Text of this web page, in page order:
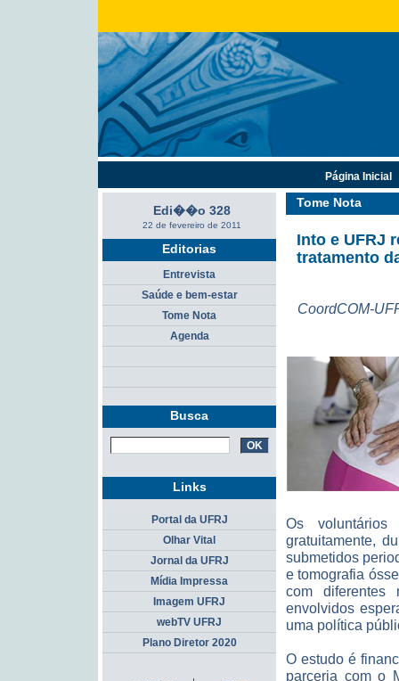
Tome Nota
Into e UFRJ
tratamento
CoordCOM-
Os voluntários
gratuitamente,
submetidos
e tomografia
com diferentes
envolvidos
uma política
O estudo é
parceria com o
Edi��o 328
22 de fevereiro de 2011
Editorias
Entrevista
Saúde e bem-estar
Tome Nota
Agenda
Busca
Página Inicial
Links
Portal da UFRJ
Olhar Vital
Jornal da UFRJ
Mídia Impressa
Imagem UFRJ
webTV UFRJ
Plano Diretor 2020